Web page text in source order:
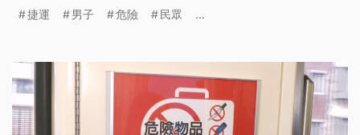
處，恐怕也將面臨新台幣1萬元以上、100萬元以下的
捷運 男子 危險 民眾 ...